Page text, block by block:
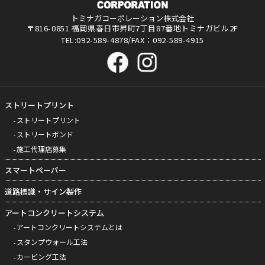
トミナガコーポレーション株式会社
〒816-0851 福岡県春日市昇町7丁目87番地トミナガビル2F
TEL:092-589-4878/FAX：092-589-4915
ストリートプリント
ストリートプリント
ストリートボンド
施工代理店募集
スマートペーパー
道路標識・サイン製作
アートコンクリートシステム
アートコンクリートシステムとは
スタンプウォール工法
カービング工法